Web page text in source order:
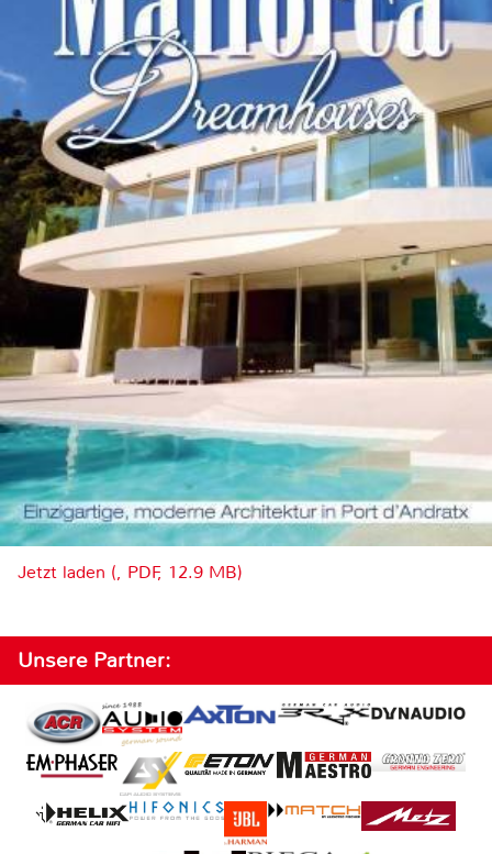
Jetzt laden (, PDF, 12.9 MB)
Unsere Partner: